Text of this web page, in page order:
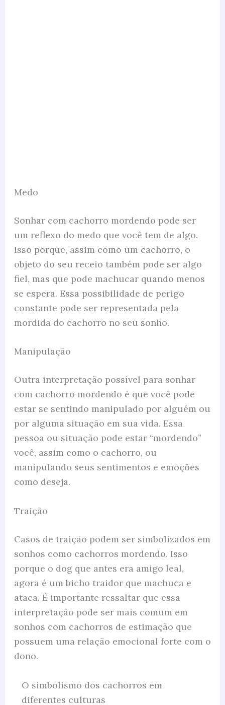
Medo
Sonhar com cachorro mordendo pode ser
um reflexo do medo que você tem de algo.
Isso porque, assim como um cachorro, o
objeto do seu receio também pode ser algo
fiel, mas que pode machucar quando menos
se espera. Essa possibilidade de perigo
constante pode ser representada pela
mordida do cachorro no seu sonho.
Manipulação
Outra interpretação possível para sonhar
com cachorro mordendo é que você pode
estar se sentindo manipulado por alguém ou
por alguma situação em sua vida. Essa
pessoa ou situação pode estar “mordendo”
você, assim como o cachorro, ou
manipulando seus sentimentos e emoções
como deseja.
Traição
Casos de traição podem ser simbolizados em
sonhos como cachorros mordendo. Isso
porque o dog que antes era amigo leal,
agora é um bicho traidor que machuca e
ataca. É importante ressaltar que essa
interpretação pode ser mais comum em
sonhos com cachorros de estimação que
possuem uma relação emocional forte com o
dono.
O simbolismo dos cachorros em
diferentes culturas